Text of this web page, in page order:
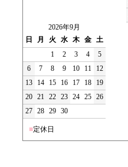
2026年9月
日
月 火 水 木 金 土
1
2 3 4
5
6
7 8 9 10 11
12
13
14 15 16 17 18
19
20 21 22 23 24 25 26
27 28 29 30
■定休日